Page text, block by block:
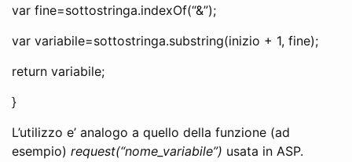
var fine=sottostringa.indexOf(“&”);
var variabile=sottostringa.substring(inizio + 1, fine);
return variabile;
}
L’utilizzo e’ analogo a quello della funzione (ad
esempio) request(“nome_variabile”) usata in ASP.